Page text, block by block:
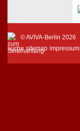
© AVIVA-Berlin 2026
suche sitemap impressum